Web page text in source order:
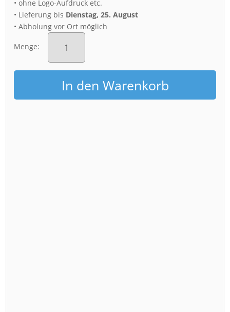
• ohne Logo-Aufdruck etc.
• Lieferung bis Dienstag, 25. August
• Abholung vor Ort möglich
Menge:
Leinwand
(01143)
Skyline
Menge
In den Warenkorb